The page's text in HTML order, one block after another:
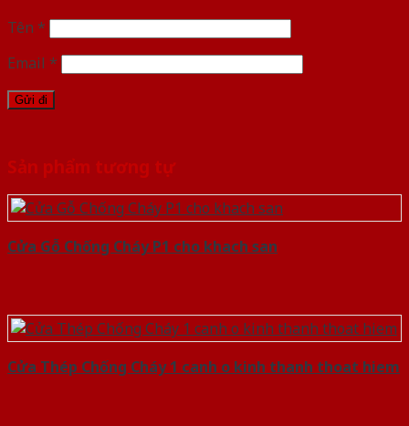
Tên *
Email *
Sản phẩm tương tự
Cửa Gỗ Chống Cháy P1 cho khach san
Cửa Thép Chống Cháy 1 canh o kinh thanh thoat hiem